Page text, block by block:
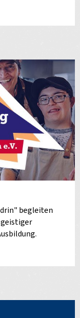
begleiten